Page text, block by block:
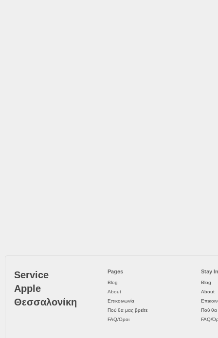
Service
Apple
Θεσσαλονίκη
Pages
Blog
About
Επικοινωνία
Πού θα μας βρείτε
FAQ/Όροι
Stay
Blog
About
Πού θα
FAQ/